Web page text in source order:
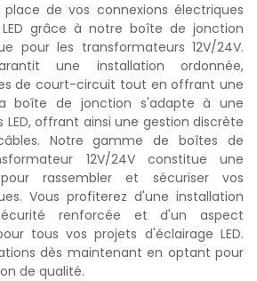
de vos connexions électriques
grâce à notre boîte de jonction
pour les transformateurs 12V/24V.
une installation ordonnée,
de court-circuit tout en offrant une
boîte de jonction s'adapte à une
offrant ainsi une gestion discrète
Notre gamme de boîtes de
12V/24V constitue une
rassembler et sécuriser vos
Vous profiterez d'une installation
renforcée et d'un aspect
tous vos projets d'éclairage LED.
dès maintenant en optant pour
de qualité.